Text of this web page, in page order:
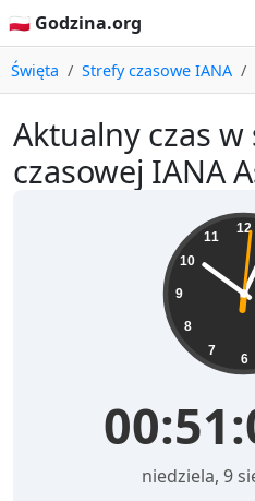
🇵🇱 Godzina.org
Święta Strefy czasowe IANA
Aktualny czas w
czasowej IANA
12
6
7
8
9
10
11
niedziela, 9